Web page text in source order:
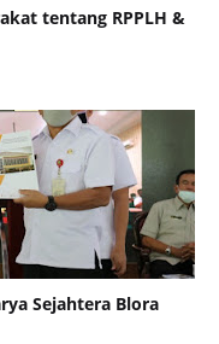
tentang RPPLH &
Sejahtera Blora